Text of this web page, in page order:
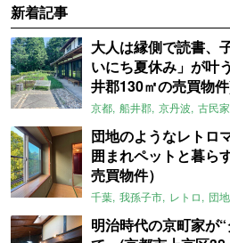
新着記事
大人は縁側で読書、
いにち夏休み」が叶
井郡130㎡の売買物
京都 船井郡 京丹波 古民家
団地のようなレトロ
囲まれペットと暮ら
売買物件）
千葉 我孫子市 レトロ 団地
明治時代の京町家が